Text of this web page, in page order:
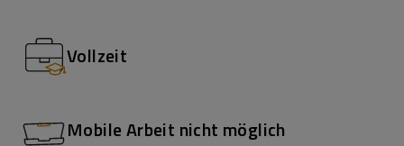
Vollzeit
Mobile Arbeit nicht möglich